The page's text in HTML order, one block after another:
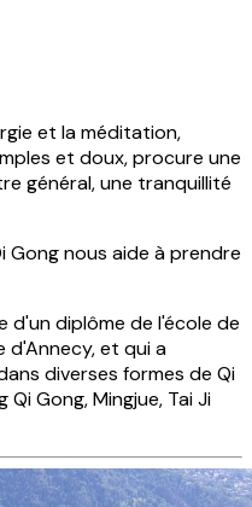
et la méditation,
et doux, procure une
général, une tranquillité
Gong nous aide à prendre
d'un diplôme de l'école de
d'Annecy, et qui a
diverses formes de Qi
Gong, Mingjue, Tai Ji